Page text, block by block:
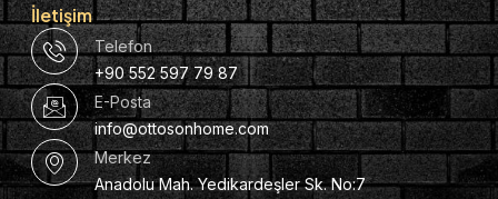
İletişim
Telefon
+90 552 597 79 87
E-Posta
info@ottosonhome.com
Merkez
Anadolu Mah. Yedikardeşler Sk. No:7